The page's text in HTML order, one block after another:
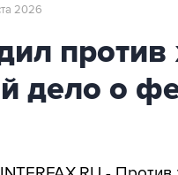
2026
против
дело о